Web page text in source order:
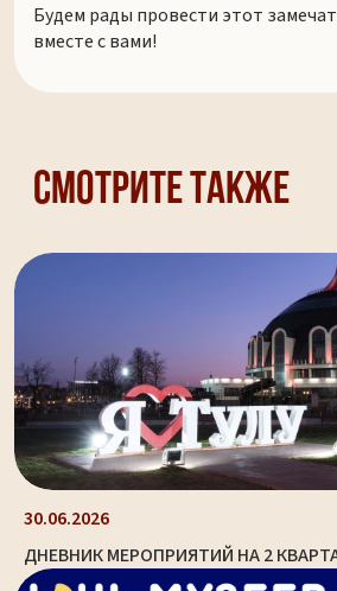
Будем рады провести этот
вместе с вами!
Смотрите также
30.06.2026
ДНЕВНИК МЕРОПРИЯТИЙ НА 2